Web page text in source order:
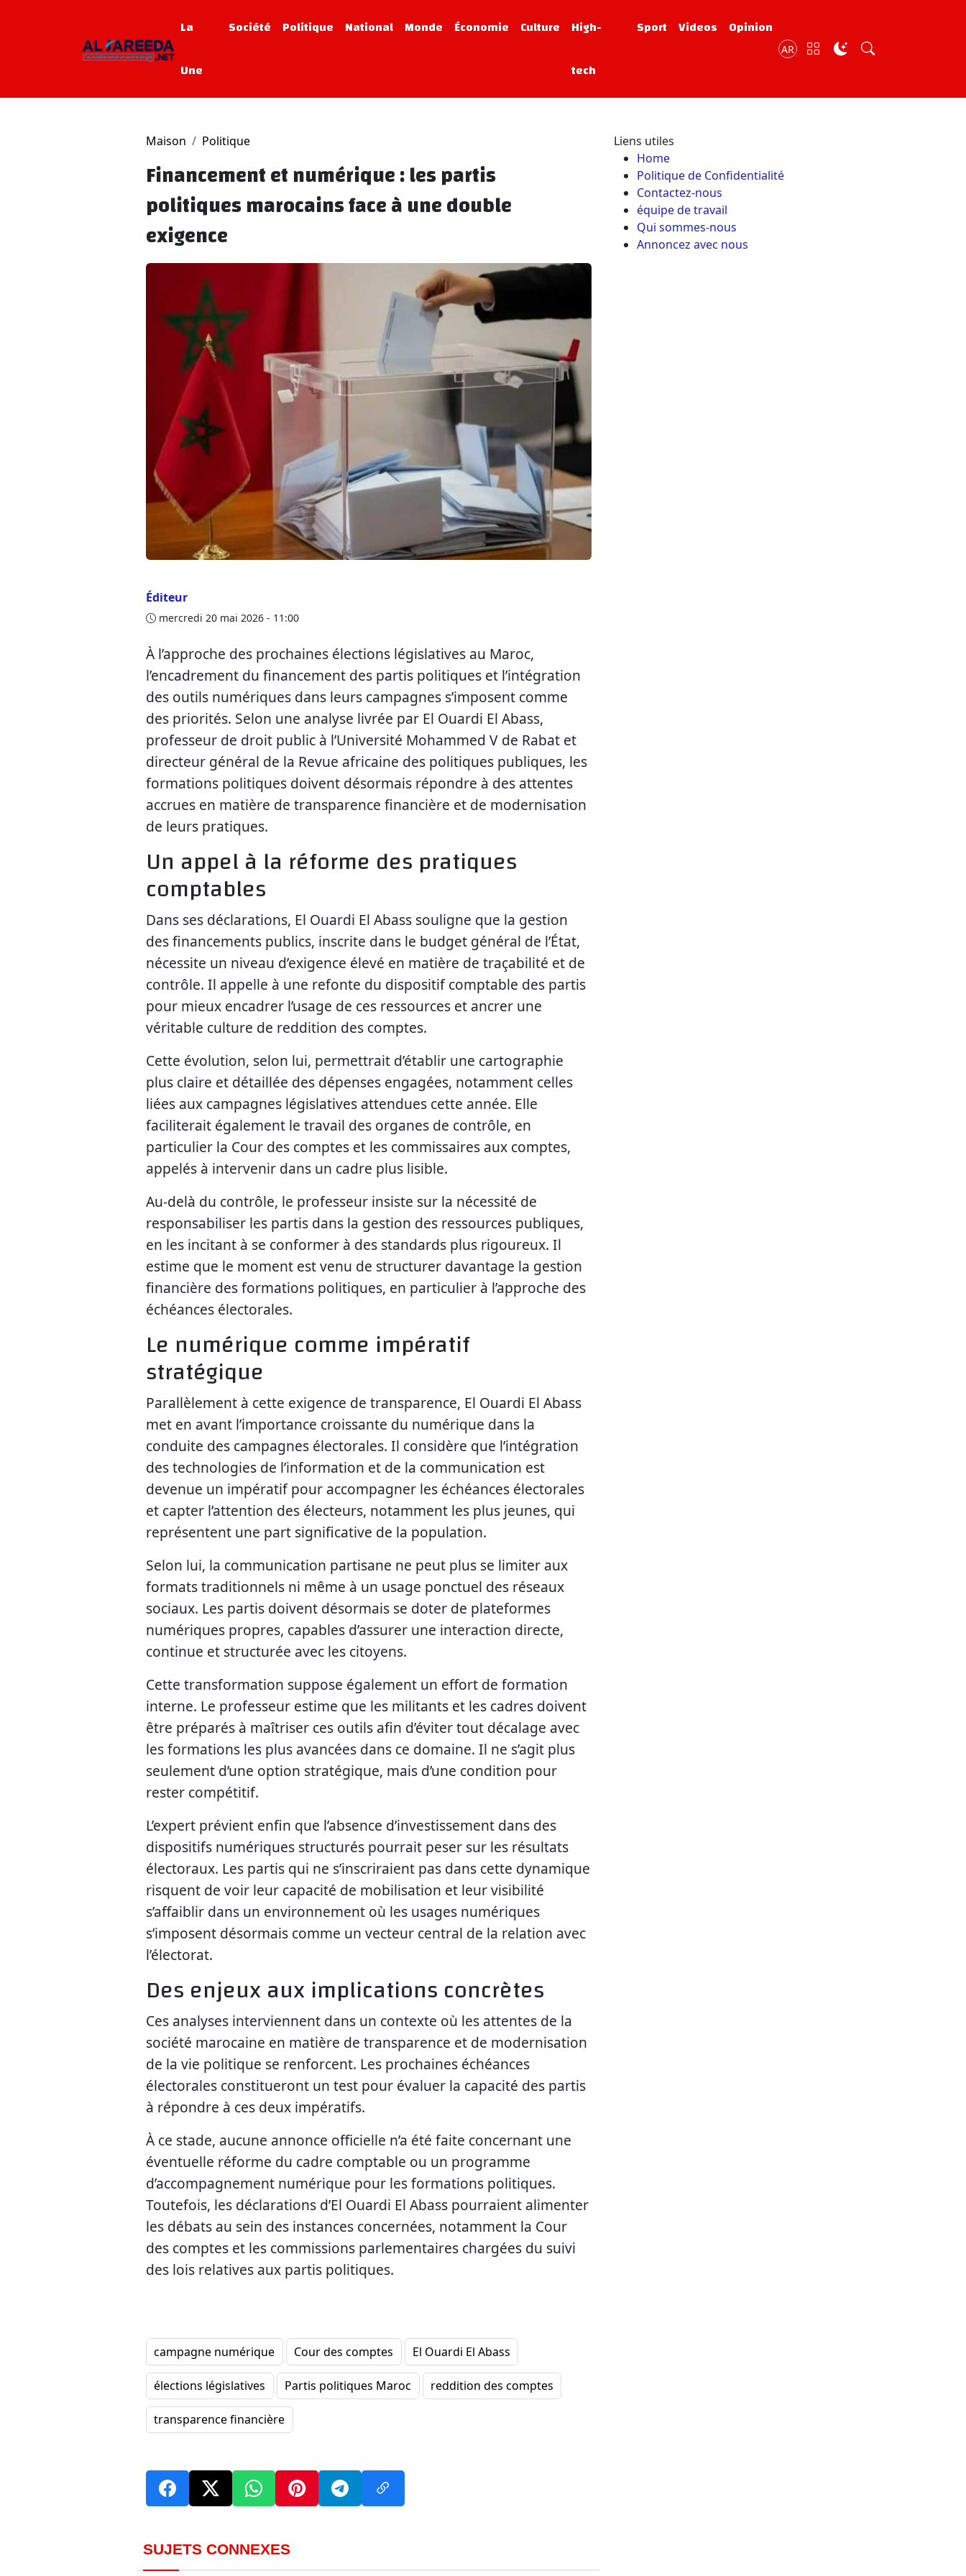
La
Une
Société Politique National Monde Économie Culture High-
tech
Sport Videos Opinion
AR
Maison Politique
Financement et numérique : les partis
politiques marocains face à une double
exigence
Éditeur
mercredi 20 mai 2026 - 11:00
À l’approche des prochaines élections législatives au Maroc,
l’encadrement du financement des partis politiques et l’intégration
des outils numériques dans leurs campagnes s’imposent comme
des priorités. Selon une analyse livrée par El Ouardi El Abass,
professeur de droit public à l’Université Mohammed V de Rabat et
directeur général de la Revue africaine des politiques publiques, les
formations politiques doivent désormais répondre à des attentes
accrues en matière de transparence financière et de modernisation
de leurs pratiques.
Un appel à la réforme des pratiques
comptables
Dans ses déclarations, El Ouardi El Abass souligne que la gestion
des financements publics, inscrite dans le budget général de l’État,
nécessite un niveau d’exigence élevé en matière de traçabilité et de
contrôle. Il appelle à une refonte du dispositif comptable des partis
pour mieux encadrer l’usage de ces ressources et ancrer une
véritable culture de reddition des comptes.
Cette évolution, selon lui, permettrait d’établir une cartographie
plus claire et détaillée des dépenses engagées, notamment celles
liées aux campagnes législatives attendues cette année. Elle
faciliterait également le travail des organes de contrôle, en
particulier la Cour des comptes et les commissaires aux comptes,
appelés à intervenir dans un cadre plus lisible.
Au-delà du contrôle, le professeur insiste sur la nécessité de
responsabiliser les partis dans la gestion des ressources publiques,
en les incitant à se conformer à des standards plus rigoureux. Il
estime que le moment est venu de structurer davantage la gestion
financière des formations politiques, en particulier à l’approche des
échéances électorales.
Le numérique comme impératif
stratégique
Parallèlement à cette exigence de transparence, El Ouardi El Abass
met en avant l’importance croissante du numérique dans la
conduite des campagnes électorales. Il considère que l’intégration
des technologies de l’information et de la communication est
devenue un impératif pour accompagner les échéances électorales
et capter l’attention des électeurs, notamment les plus jeunes, qui
représentent une part significative de la population.
Selon lui, la communication partisane ne peut plus se limiter aux
formats traditionnels ni même à un usage ponctuel des réseaux
sociaux. Les partis doivent désormais se doter de plateformes
numériques propres, capables d’assurer une interaction directe,
continue et structurée avec les citoyens.
Cette transformation suppose également un effort de formation
interne. Le professeur estime que les militants et les cadres doivent
être préparés à maîtriser ces outils afin d’éviter tout décalage avec
les formations les plus avancées dans ce domaine. Il ne s’agit plus
seulement d’une option stratégique, mais d’une condition pour
rester compétitif.
L’expert prévient enfin que l’absence d’investissement dans des
dispositifs numériques structurés pourrait peser sur les résultats
électoraux. Les partis qui ne s’inscriraient pas dans cette dynamique
risquent de voir leur capacité de mobilisation et leur visibilité
s’affaiblir dans un environnement où les usages numériques
s’imposent désormais comme un vecteur central de la relation avec
l’électorat.
Des enjeux aux implications concrètes
Ces analyses interviennent dans un contexte où les attentes de la
société marocaine en matière de transparence et de modernisation
de la vie politique se renforcent. Les prochaines échéances
électorales constitueront un test pour évaluer la capacité des partis
à répondre à ces deux impératifs.
À ce stade, aucune annonce officielle n’a été faite concernant une
éventuelle réforme du cadre comptable ou un programme
d’accompagnement numérique pour les formations politiques.
Toutefois, les déclarations d’El Ouardi El Abass pourraient alimenter
les débats au sein des instances concernées, notamment la Cour
des comptes et les commissions parlementaires chargées du suivi
des lois relatives aux partis politiques.
campagne numérique Cour des comptes El Ouardi El Abass
élections législatives Partis politiques Maroc reddition des comptes
transparence financière
SUJETS CONNEXES
Liens utiles
Home
Politique de Confidentialité
Contactez-nous
équipe de travail
Qui sommes-nous
Annoncez avec nous